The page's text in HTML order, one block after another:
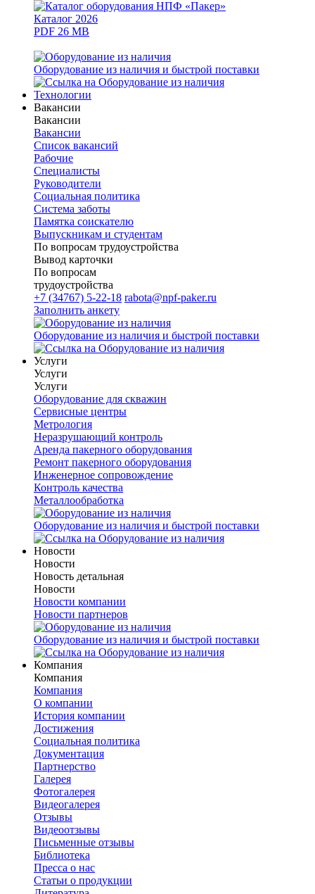
Каталог 2026
PDF 26 MB
Оборудование из наличия и быстрой поставки
Технологии
Вакансии
Вакансии
Вакансии
Список вакансий
Рабочие
Специалисты
Руководители
Cоциальная политика
Система заботы
Памятка соискателю
Выпускникам и студентам
По вопросам трудоустройства
Вывод карточки
По вопросам
трудоустройства
+7 (34767) 5-22-18 rabota@npf-paker.ru
Заполнить анкету
Оборудование из наличия и быстрой поставки
Услуги
Услуги
Услуги
Оборудование для скважин
Сервисные центры
Метрология
Неразрушающий контроль
Аренда пакерного оборудования
Ремонт пакерного оборудования
Инженерное сопровождение
Контроль качества
Металлообработка
Оборудование из наличия и быстрой поставки
Новости
Новости
Новость детальная
Новости
Новости компании
Новости партнеров
Оборудование из наличия и быстрой поставки
Компания
Компания
Компания
О компании
История компании
Достижения
Социальная политика
Документация
Партнерство
Галерея
Фотогалерея
Видеогалерея
Отзывы
Видеоотзывы
Письменные отзывы
Библиотека
Пресса о нас
Статьи о продукции